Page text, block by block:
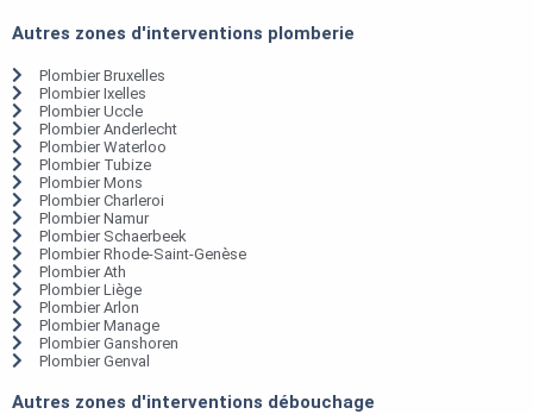
Autres zones d'interventions plomberie
Plombier Bruxelles
Plombier Ixelles
Plombier Uccle
Plombier Anderlecht
Plombier Waterloo
Plombier Tubize
Plombier Mons
Plombier Charleroi
Plombier Namur
Plombier Schaerbeek
Plombier Rhode-Saint-Genèse
Plombier Ath
Plombier Liège
Plombier Arlon
Plombier Manage
Plombier Ganshoren
Plombier Genval
Autres zones d'interventions débouchage